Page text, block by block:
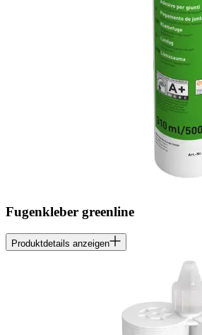
Fugenkleber greenline
Produktdetails anzeigen